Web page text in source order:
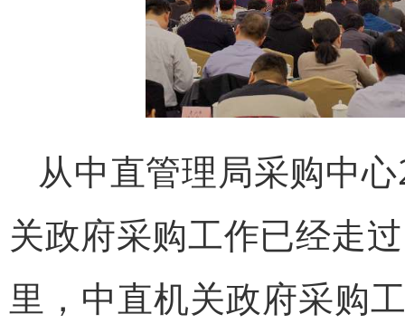
从中直管理局采购中
关政府采购工作已经走
里，中直机关政府采购